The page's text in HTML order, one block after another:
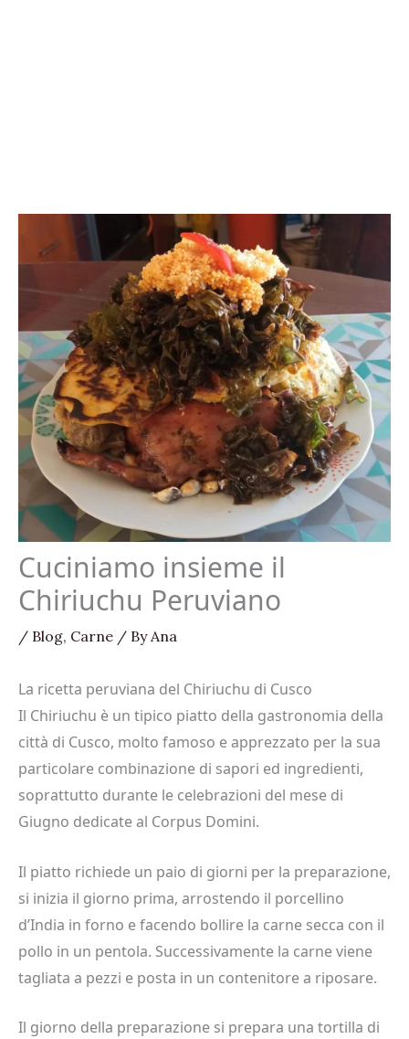
Cuciniamo insieme il
Chiriuchu Peruviano
/ Blog, Carne / By Ana
La ricetta peruviana del Chiriuchu di Cusco
Il Chiriuchu è un tipico piatto della gastronomia della
città di Cusco, molto famoso e apprezzato per la sua
particolare combinazione di sapori ed ingredienti,
soprattutto durante le celebrazioni del mese di
Giugno dedicate al Corpus Domini.
Il piatto richiede un paio di giorni per la preparazione,
si inizia il giorno prima, arrostendo il porcellino
d’India in forno e facendo bollire la carne secca con il
pollo in un pentola. Successivamente la carne viene
tagliata a pezzi e posta in un contenitore a riposare.
Il giorno della preparazione si prepara una tortilla di